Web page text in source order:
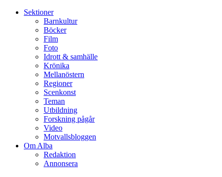
Sektioner
Barnkultur
Böcker
Film
Foto
Idrott & samhälle
Krönika
Mellanöstern
Regioner
Scenkonst
Teman
Utbildning
Forskning pågår
Video
Motvallsbloggen
Om Alba
Redaktion
Annonsera